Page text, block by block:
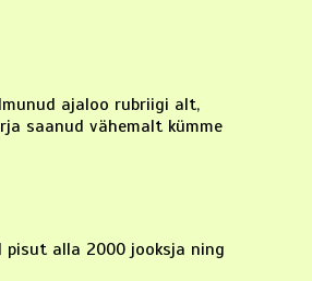
ajaloo rubriigi alt,
saanud vähemalt kümme
pisut alla 2000 jooksja ning